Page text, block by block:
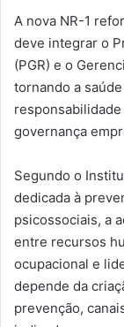
A nova NR-1
deve integrar o
(PGR) e o
tornando a
governança
Segundo o
dedicada à
psicossociais, a
entre recursos
ocupacional e
depende da
prevenção,